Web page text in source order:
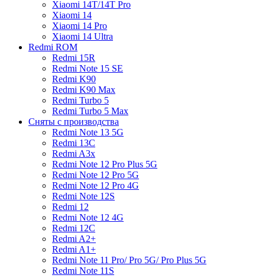
Xiaomi 14T/14T Pro
Xiaomi 14
Xiaomi 14 Pro
Xiaomi 14 Ultra
Redmi ROM
Redmi 15R
Redmi Note 15 SE
Redmi K90
Redmi K90 Max
Redmi Turbo 5
Redmi Turbo 5 Max
Сняты с производства
Redmi Note 13 5G
Redmi 13C
Redmi A3x
Redmi Note 12 Pro Plus 5G
Redmi Note 12 Pro 5G
Redmi Note 12 Pro 4G
Redmi Note 12S
Redmi 12
Redmi Note 12 4G
Redmi 12C
Redmi A2+
Redmi A1+
Redmi Note 11 Pro/ Pro 5G/ Pro Plus 5G
Redmi Note 11S